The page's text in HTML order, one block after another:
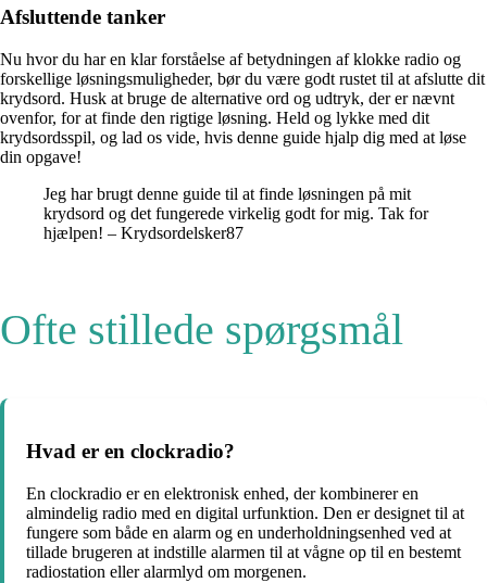
Afsluttende tanker
Nu hvor du har en klar forståelse af betydningen af ​​klokke radio og
forskellige løsningsmuligheder, bør du være godt rustet til at afslutte dit
krydsord. Husk at bruge de alternative ord og udtryk, der er nævnt
ovenfor, for at finde den rigtige løsning. Held og lykke med dit
krydsordsspil, og lad os vide, hvis denne guide hjalp dig med at løse
din opgave!
Jeg har brugt denne guide til at finde løsningen på mit
krydsord og det fungerede virkelig godt for mig. Tak for
hjælpen! – Krydsordelsker87
Ofte stillede spørgsmål
Hvad er en clockradio?
En clockradio er en elektronisk enhed, der kombinerer en
almindelig radio med en digital urfunktion. Den er designet til at
fungere som både en alarm og en underholdningsenhed ved at
tillade brugeren at indstille alarmen til at vågne op til en bestemt
radiostation eller alarmlyd om morgenen.